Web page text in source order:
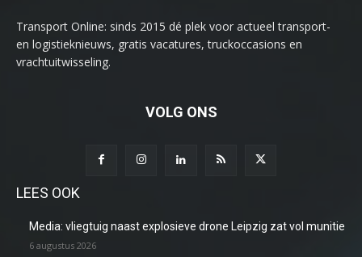
Transport Online: sinds 2015 dé plek voor actueel transport-
en logistieknieuws, gratis vacatures, truckoccasions en
vrachtuitwisseling.
VOLG ONS
LEES OOK
Media: vliegtuig naast explosieve drone Leipzig zat vol munitie
6 augustus 2026